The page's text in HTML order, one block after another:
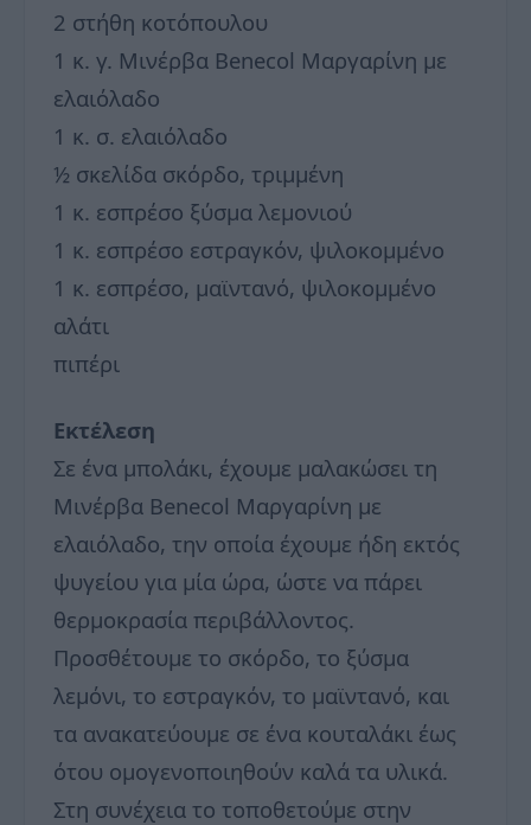
2 στήθη κοτόπουλου
1 κ. γ. Μινέρβα Benecol Μαργαρίνη με
ελαιόλαδο
1 κ. σ. ελαιόλαδο
½ σκελίδα σκόρδο, τριμμένη
1 κ. εσπρέσο ξύσμα λεμονιού
1 κ. εσπρέσο εστραγκόν, ψιλοκομμένο
1 κ. εσπρέσο, μαϊντανό, ψιλοκομμένο
αλάτι
πιπέρι
Εκτέλεση
Σε ένα μπολάκι, έχουμε μαλακώσει τη
Μινέρβα Benecol Μαργαρίνη με
ελαιόλαδο, την οποία έχουμε ήδη εκτός
ψυγείου για μία ώρα, ώστε να πάρει
θερμοκρασία περιβάλλοντος.
Προσθέτουμε το σκόρδο, το ξύσμα
λεμόνι, το εστραγκόν, το μαϊντανό, και
τα ανακατεύουμε σε ένα κουταλάκι έως
ότου ομογενοποιηθούν καλά τα υλικά.
Στη συνέχεια το τοποθετούμε στην